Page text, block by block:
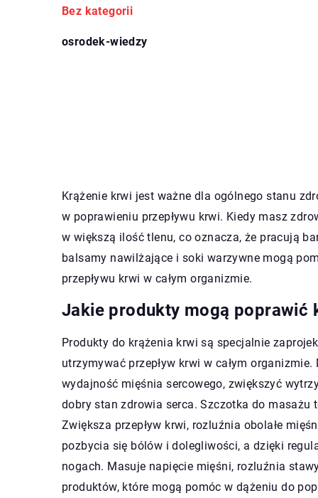
Bez kategorii
osrodek-wiedzy
Krążenie krwi jest ważne dla ogólnego stanu
w poprawieniu przepływu krwi. Kiedy masz
w większą ilość tlenu, co oznacza, że pracują
balsamy nawilżające i soki warzywne mogą
przepływu krwi w całym organizmie.
Jakie produkty mogą poprawić
Produkty do krążenia krwi są specjalnie
utrzymywać przepływ krwi w całym
wydajność mięśnia sercowego, zwiększyć
dobry stan zdrowia serca. Szczotka do masażu
Zwiększa przepływ krwi, rozluźnia obolałe
pozbycia się bólów i dolegliwości, a dzięki
nogach. Masuje napięcie mięśni, rozluźnia
produktów, które mogą pomóc w dążeniu do